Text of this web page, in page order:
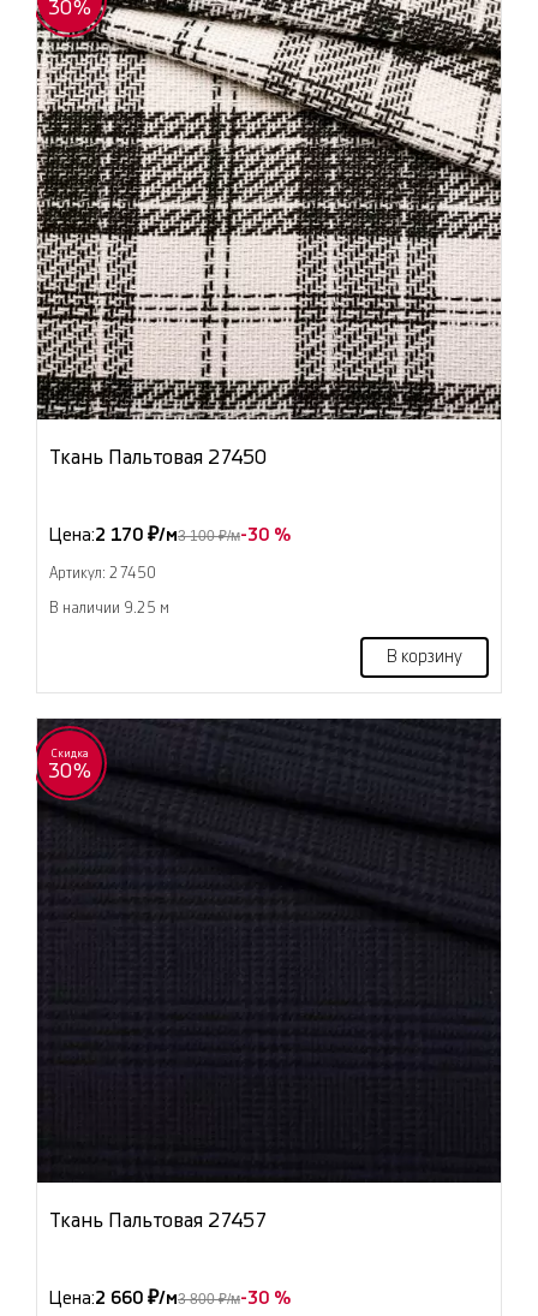
30%
Ткань Пальтовая 27450
Цена:2 170 ₽/м3 100 ₽/м-30 %
Артикул: 27450
В наличии 9.25 м
В корзину
Скидка
30%
Ткань Пальтовая 27457
Цена:2 660 ₽/м3 800 ₽/м-30 %